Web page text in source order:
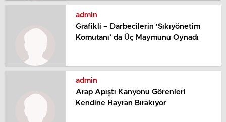
admin
Grafikli – Darbecilerin ‘Sıkıyönetim
Komutanı’ da Üç Maymunu Oynadı
admin
Arap Apıştı Kanyonu Görenleri
Kendine Hayran Bırakıyor